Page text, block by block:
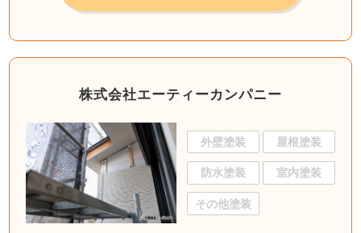
株式会社エーティーカンパニー
外壁塗装 屋根塗装
防水塗装 室内塗装
その他塗装